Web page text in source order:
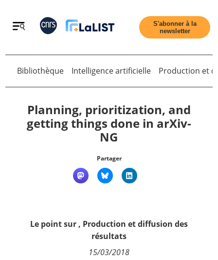
Retour
Contact
S'abonner à la
newsletter
Retour
Bibliothèque Intelligence artificielle Production et
Planning, prioritization, and
getting things done in arXiv-
NG
Partager
Le point sur , Production et diffusion des
résultats
15/03/2018